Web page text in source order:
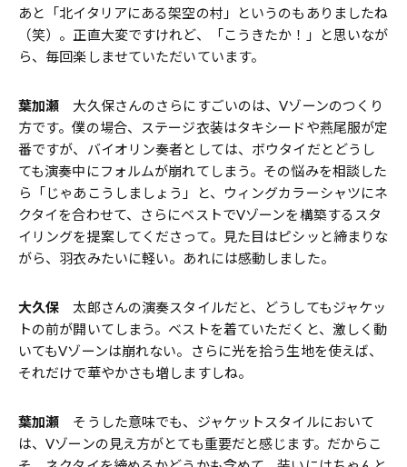
あと「北イタリアにある架空の村」というのもありましたね
（笑）。正直大変ですけれど、「こうきたか！」と思いなが
ら、毎回楽しませていただいています。
葉加瀬 大久保さんのさらにすごいのは、Vゾーンのつくり
方です。僕の場合、ステージ衣装はタキシードや燕尾服が定
番ですが、バイオリン奏者としては、ボウタイだとどうし
ても演奏中にフォルムが崩れてしまう。その悩みを相談した
ら「じゃあこうしましょう」と、ウィングカラーシャツにネ
クタイを合わせて、さらにベストでVゾーンを構築するスタ
イリングを提案してくださって。見た目はピシッと締まりな
がら、羽衣みたいに軽い。あれには感動しました。
大久保 太郎さんの演奏スタイルだと、どうしてもジャケッ
トの前が開いてしまう。ベストを着ていただくと、激しく動
いてもVゾーンは崩れない。さらに光を拾う生地を使えば、
それだけで華やかさも増しますしね。
葉加瀬 そうした意味でも、ジャケットスタイルにおいて
は、Vゾーンの見え方がとても重要だと感じます。だからこ